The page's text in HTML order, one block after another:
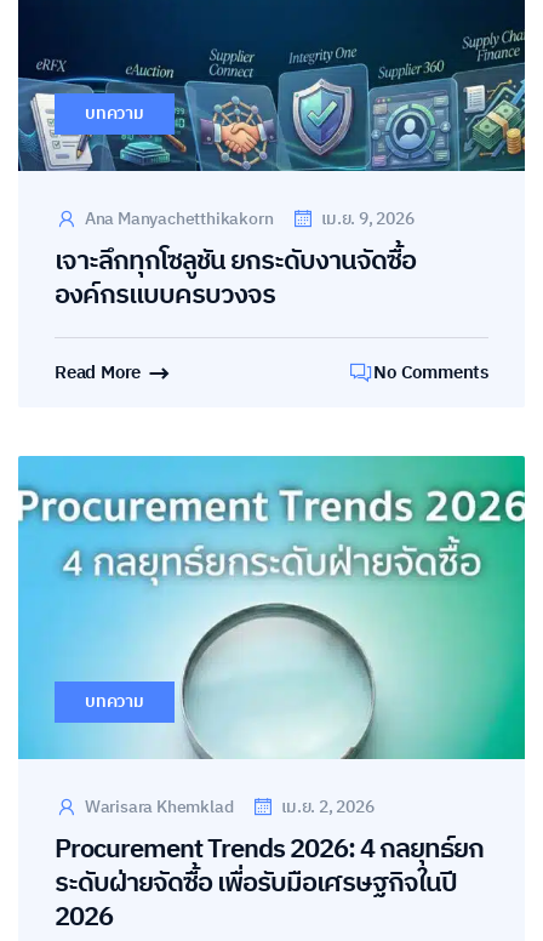
บทความ
Ana Manyachetthikakorn เม.ย. 9, 2026
เจาะลึกทุกโซลูชัน ยกระดับงานจัดซื้อ
องค์กรแบบครบวงจร
Read More No Comments
บทความ
Warisara Khemklad เม.ย. 2, 2026
Procurement Trends 2026: 4 กลยุทธ์ยก
ระดับฝ่ายจัดซื้อ เพื่อรับมือเศรษฐกิจในปี
2026